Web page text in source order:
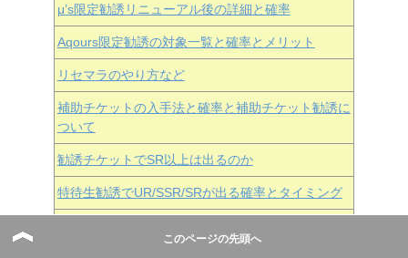
μ’s限定勧誘リニューアル後の詳細と確率
Aqours限定勧誘の対象一覧と確率とメリット
リセマラのやり方など
補助チケットの入手法と確率と補助チケット勧誘に
ついて
勧誘チケットでSR以上は出るのか
特待生勧誘でUR/SSR/SRが出る確率とタイミング
このページの先頭へ